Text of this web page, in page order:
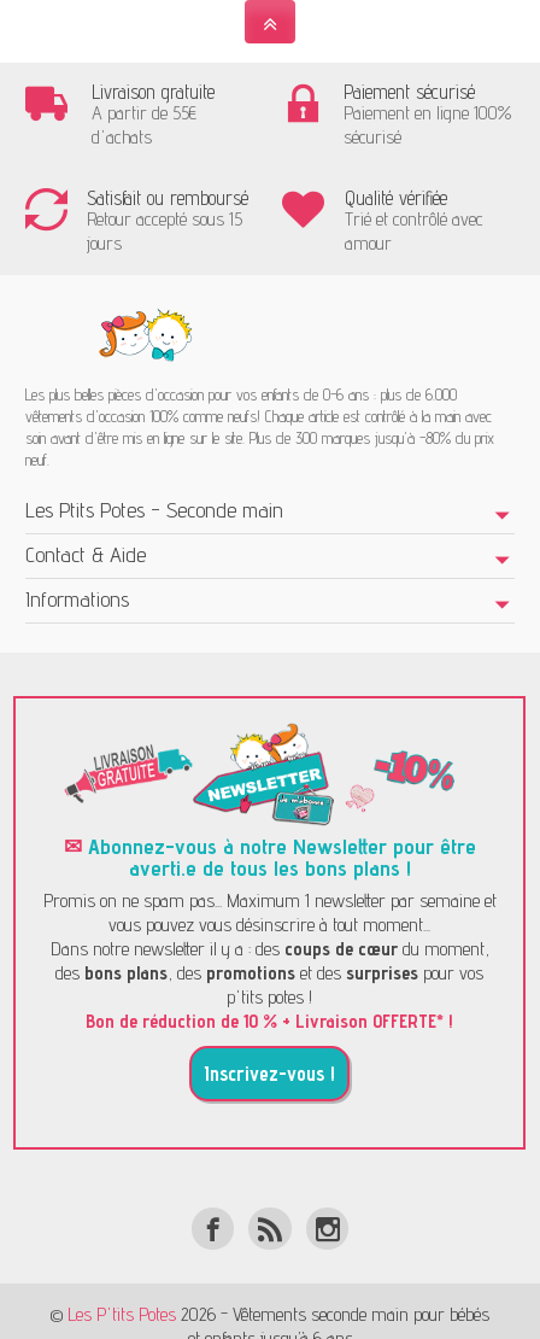
Livraison gratuite
A partir de 55€
d'achats
Paiement sécurisé
Paiement en ligne 100%
sécurisé
Satisfait ou remboursé
Retour accepté sous 15
jours
Qualité vérifiée
Trié et contrôlé avec
amour
Les plus belles pièces d'occasion pour vos enfants de 0-6 ans : plus de 6.000
vêtements d'occasion 100% comme neufs! Chaque article est contrôlé à la main avec
soin avant d'être mis en ligne sur le site. Plus de 300 marques jusqu'à -80% du prix
neuf.
Les Ptits Potes - Seconde main
Contact & Aide
Informations
✉ Abonnez-vous à notre Newsletter pour être
averti.e de tous les bons plans !
Promis on ne spam pas... Maximum 1 newsletter par semaine et
vous pouvez vous désinscrire à tout moment...
Dans notre newsletter il y a : des coups de cœurdu moment,
des bons plans , des promotions et dessurprises pour vos
p'tits potes !
Bon de réduction de 10 % + Livraison OFFERTE* !
Inscrivez-vous !
© Les P'tits Potes 2026 - Vêtements seconde main pour bébés